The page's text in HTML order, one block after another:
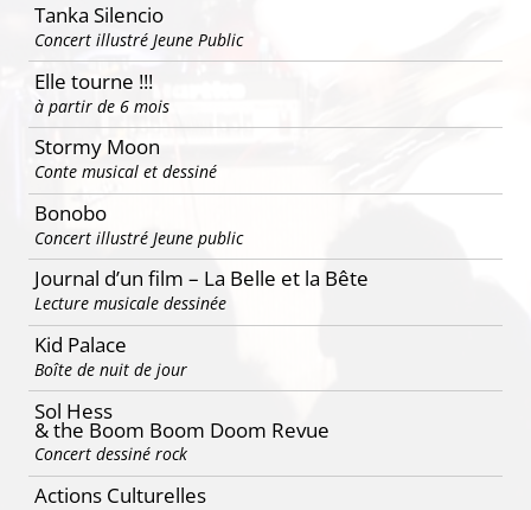
Tanka Silencio
Concert illustré Jeune Public
Elle tourne !!!
à partir de 6 mois
Stormy Moon
Conte musical et dessiné
Bonobo
Concert illustré Jeune public
Journal d’un film – La Belle et la Bête
Lecture musicale dessinée
Kid Palace
Boîte de nuit de jour
Sol Hess
& the Boom Boom Doom Revue
Concert dessiné rock
Actions Culturelles